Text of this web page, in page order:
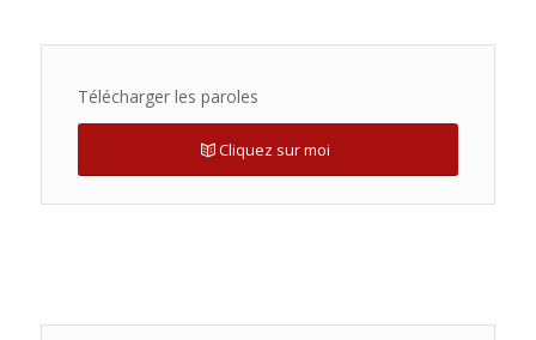
Télécharger les paroles
Cliquez sur moi